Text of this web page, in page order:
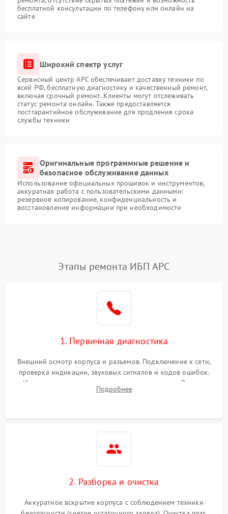
бесплатной консультации по телефону или онлайн на
сайте
Широкий спектр услуг
Сервисный центр APC обеспечивает доставку техники по
всей РФ, бесплатную диагностику и качественный ремонт,
включая срочный ремонт. Клиенты могут отслеживать
статус ремонта онлайн. Также предоставляется
постгарантийное обслуживание для продления срока
службы техники
Оригинальные программные решение и
безопасное обслуживание данных
Использование официальных прошивок и инструментов,
аккуратная работа с пользовательскими данными:
резервное копирование, конфиденциальность и
восстановление информации при необходимости
Этапы ремонта ИБП APC
1. Первичная диагностика
Внешний осмотр корпуса и разъемов. Подключение к сети,
проверка индикации, звуковых сигналов и кодов ошибок.
Измерение входного и выходного напряжения. Оценка
реакции ИБП на отключение основного питания без
Подробнее
2. Разборка и очистка
Аккуратное вскрытие корпуса с соблюдением техники